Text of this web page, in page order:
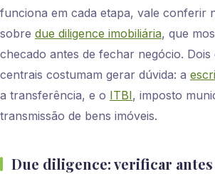
funciona em cada etapa, vale conferir
sobre due diligence imobiliária, que
checado antes de fechar negócio. Dois
centrais costumam gerar dúvida: a
a transferência, e o ITBI, imposto
transmissão de bens imóveis.
Due diligence: verificar antes